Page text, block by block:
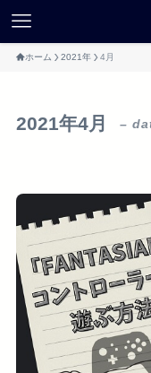
ホーム 2021年 4月
2021年4月 –